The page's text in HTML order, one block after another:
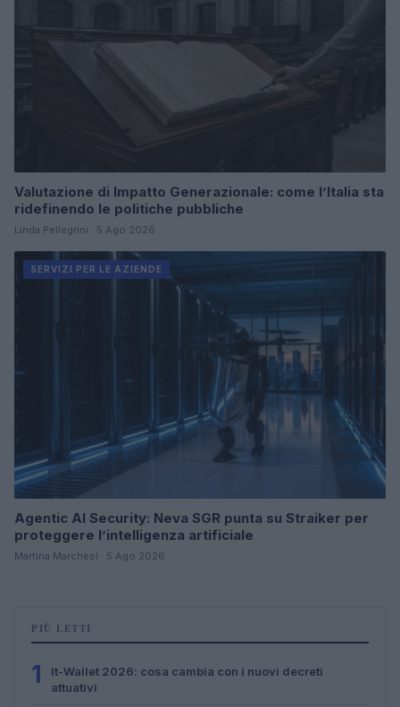
Valutazione di Impatto Generazionale: come l’Italia sta
ridefinendo le politiche pubbliche
Linda Pellegrini · 5 Ago 2026
SERVIZI PER LE AZIENDE
Agentic AI Security: Neva SGR punta su Straiker per
proteggere l’intelligenza artificiale
Martina Marchesi · 5 Ago 2026
PIÙ LETTI
1
It-Wallet 2026: cosa cambia con i nuovi decreti
attuativi